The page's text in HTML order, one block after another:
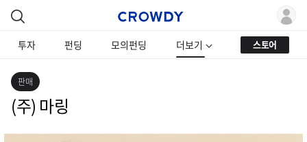
투자 펀딩 모의펀딩 더보기 스토어
판매
(주) 마링